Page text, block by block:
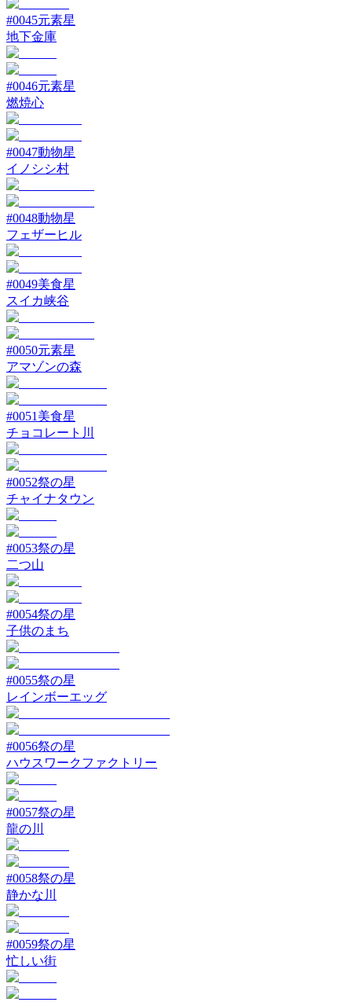
#0045元素星
地下金庫
#0046元素星
燃焼心
#0047動物星
イノシシ村
#0048動物星
フェザーヒル
#0049美食星
スイカ峡谷
#0050元素星
アマゾンの森
#0051 美食星
チョコレート川
#0052祭の星
チャイナタウン
#0053祭の星
二つ山
#0054祭の星
子供のまち
#0055祭の星
レインボーエッグ
#0056祭の星
ハウスワークファクトリー
#0057祭の星
龍の川
#0058祭の星
静かな川
#0059祭の星
忙しい街